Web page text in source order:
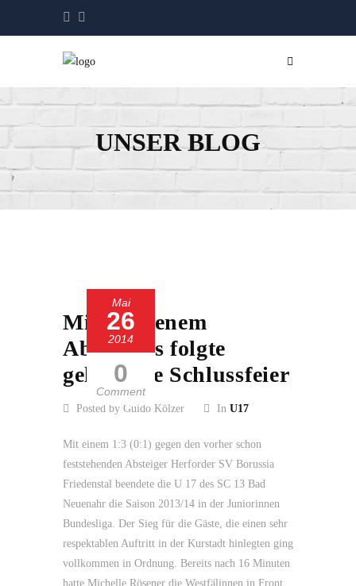
UNSER BLOG
Mai
26
2014
0
Comment
Misslungenem
Abschluss folgte
gelungene Schlussfeier
Posted by Guido Kölzer In U17
Mit einem 1:3 (0:1) gegen den vorher schon
feststehenden Absteiger Herforder SV Borussia
Friedenstal beendete die U 17 des SC 13 Bad
Neuenahr die Saison 2013/14 in der Juniorinnen
Bundesliga. Der Sieg für die Gäste, die einen sehr
respektablen Auftritt in der Kurstadt hinlegten ging
vollkommen in Ordnung. Bereits nach 16 Minuten
hatte Michelle Rösener die Westfälinnen in Front